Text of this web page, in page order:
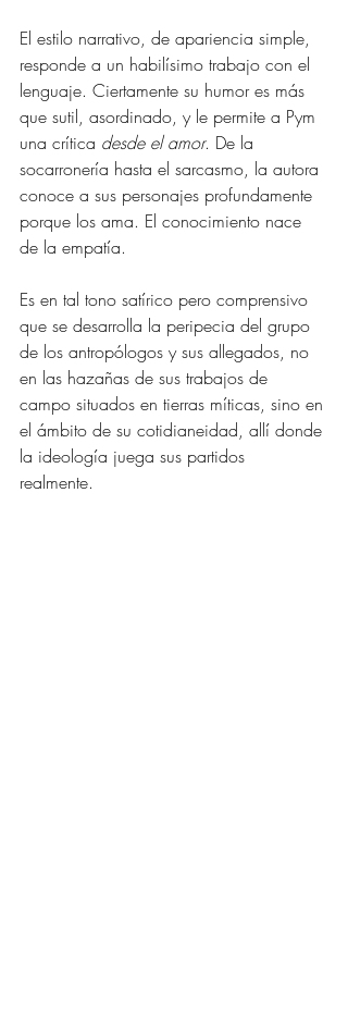
El estilo narrativo, de apariencia simple,
responde a un habilísimo trabajo con el
lenguaje. Ciertamente su humor es más
que sutil, asordinado, y le permite a Pym
una crítica desde el amor. De la
socarronería hasta el sarcasmo, la autora
conoce a sus personajes profundamente
porque los ama. El conocimiento nace
de la empatía.
Es en tal tono satírico pero comprensivo
que se desarrolla la peripecia del grupo
de los antropólogos y sus allegados, no
en las hazañas de sus trabajos de
campo situados en tierras míticas, sino en
el ámbito de su cotidianeidad, allí donde
la ideología juega sus partidos
realmente.